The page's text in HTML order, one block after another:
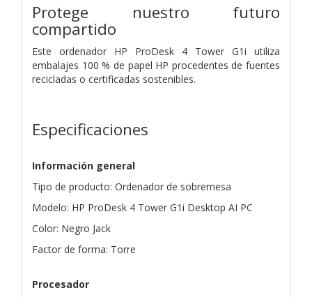
Protege nuestro futuro
compartido
Este ordenador HP ProDesk 4 Tower G1i utiliza
embalajes 100 % de papel HP procedentes de fuentes
recicladas o certificadas sostenibles.
Especificaciones
Información general
Tipo de producto: Ordenador de sobremesa
Modelo: HP ProDesk 4 Tower G1i Desktop AI PC
Color: Negro Jack
Factor de forma: Torre
Procesador